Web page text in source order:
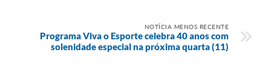
NOTÍCIA MENOS RECENTE
Programa Viva o Esporte celebra 40 anos com
solenidade especial na próxima quarta (11)